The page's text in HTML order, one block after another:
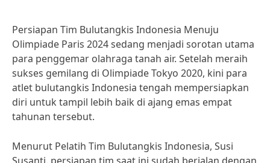
Persiapan Tim Bulutangkis Indonesia Menuju
Olimpiade Paris 2024 sedang menjadi sorotan utama
para penggemar olahraga tanah air. Setelah meraih
sukses gemilang di Olimpiade Tokyo 2020, kini para
atlet bulutangkis Indonesia tengah mempersiapkan
diri untuk tampil lebih baik di ajang emas empat
tahunan tersebut.
Menurut Pelatih Tim Bulutangkis Indonesia, Susi